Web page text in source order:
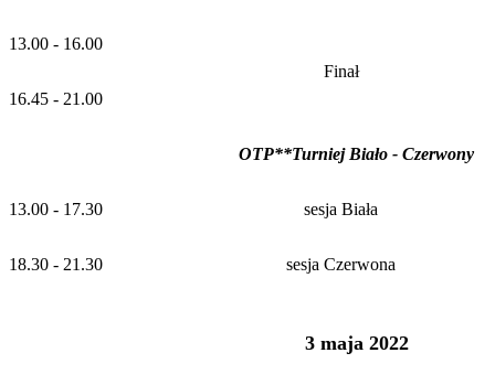
13.00 - 16.00
Finał
16.45 - 21.00
OTP**Turniej Biało - Czerwony
13.00 - 17.30 sesja Biała
18.30 - 21.30 sesja Czerwona
3 maja 2022